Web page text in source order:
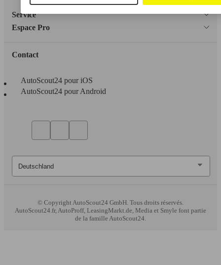
Service
Espace Pro
Contact
AutoScout24 pour iOS
AutoScout24 pour Android
© CopyrightAutoScout24 GmbH. Tous droits réservés.
AutoScout24.fr, AutoProff, LeasingMarkt.de, Media et Smyle font partie
de la famille AutoScout24.